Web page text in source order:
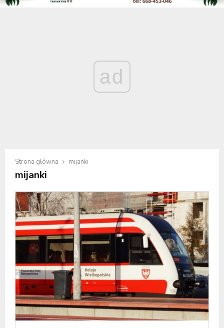
ad
Strona główna mijanki
mijanki